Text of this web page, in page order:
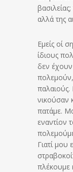
αλλά της
Εμείς οί
ίδιους
δεν έχουν
παλαιούς.
νικούσαν
πατάμε.
εναντίον
Γιατί μου
πλέκουμε